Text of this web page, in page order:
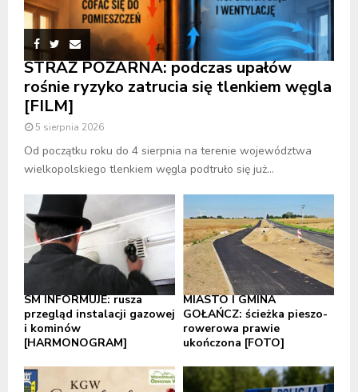
STRAŻ POŻARNA: podczas upałów
rośnie ryzyko zatrucia się tlenkiem węgla
[FILM]
5 sierpnia 2026
Od początku roku do 4 sierpnia na terenie województwa
wielkopolskiego tlenkiem węgla podtruło się już...
SM INFORMUJE: rusza
przegląd instalacji gazowej
i kominów
[HARMONOGRAM]
MIASTO I GMINA
GOŁAŃCZ: ścieżka pieszo-
rowerowa prawie
ukończona [FOTO]